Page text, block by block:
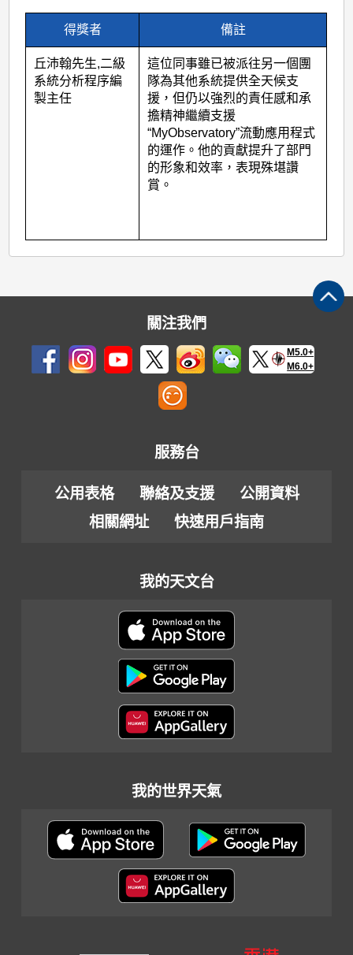
得獎者 備註
丘沛翰先生,二級
系統分析程序編
製主任
這位同事雖已被派往另一個團
隊為其他系統提供全天候支
援，但仍以強烈的責任感和承
擔精神繼續支援
“MyObservatory”流動應用程式
的運作。他的貢獻提升了部門
的形象和效率，表現殊堪讚
賞。
關注我們
M5.0+
M6.0+
服務台
公用表格 聯絡及支援
公開資料
相關網址
快速用戶指南
我的天文台
我的世界天氣